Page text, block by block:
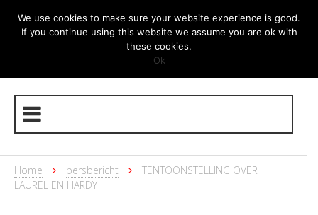
We use cookies to make sure your website experience is good.
If you continue using this website we assume you are ok with
these cookies.
Ok
Home persbericht
TENTOONSTELLING OVER
LAUREL EN HARDY